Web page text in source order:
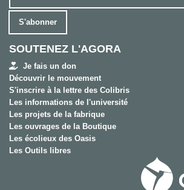
S'abonner
SOUTENEZ L'AGORA
Je fais un don
Découvrir le mouvement
S'inscrire à la lettre des Colibris
Les informations de l'université
Les projets de la fabrique
Les ouvrages de la Boutique
Les écolieux des Oasis
Les Outils libres